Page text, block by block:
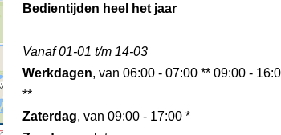
Bedientijden heel het jaar
Vanaf 01-01 t/m 14-03
Werkdagen, van 06:00 - 07:00 ** 09:00 -
**
Zaterdag, van 09:00 - 17:00 *